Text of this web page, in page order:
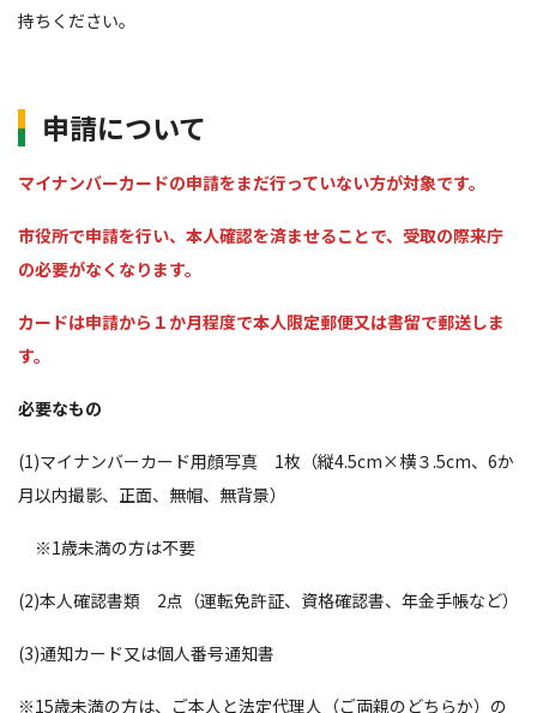
持ちください。
申請について
マイナンバーカードの申請をまだ行っていない方が対象です。
市役所で申請を行い、本人確認を済ませることで、受取の際来庁
の必要がなくなります。
カードは申請から１か月程度で本人限定郵便又は書留で郵送しま
す。
必要なもの
(1)マイナンバーカード用顔写真 1枚（縦4.5cm×横３.5cm、6か
月以内撮影、正面、無帽、無背景）
※1歳未満の方は不要
(2)本人確認書類 2点（運転免許証、資格確認書、年金手帳など）
(3)通知カード又は個人番号通知書
※15歳未満の方は、ご本人と法定代理人（ご両親のどちらか）の